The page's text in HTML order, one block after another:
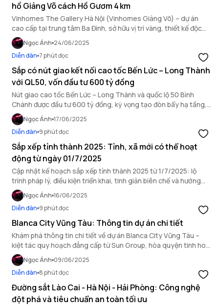
hồ Giảng Võ cách Hồ Gươm 4 km
Vinhomes The Gallery Hà Nội (Vinhomes Giảng Võ) – dự án
cao cấp tại trung tâm Ba Đình, sở hữu vị trí vàng, thiết kế độc
đáo và tiềm năng sinh lời vượt trội.
Ngọc Ánh 24/06/2025
Diễn đàn 7 phút đọc
Sắp có nút giao kết nối cao tốc Bến Lức – Long Thành
với QL50, vốn đầu tư 600 tỷ đồng
Nút giao cao tốc Bến Lức – Long Thành và quốc lộ 50 Bình
Chánh được đầu tư 600 tỷ đồng, kỳ vọng tạo đòn bẩy hạ tầng,
thúc đẩy kinh tế và đô thị hóa.
Ngọc Ánh 17/06/2025
Diễn đàn 9 phút đọc
Sắp xếp tỉnh thành 2025: Tỉnh, xã mới có thể hoạt
động từ ngày 01/7/2025
Cập nhật kế hoạch sắp xếp tỉnh thành 2025 từ 1/7/2025: lộ
trình pháp lý, điều kiện triển khai, tinh giản biên chế và hướng
dẫn tổ chức bộ máy mới.
Ngọc Ánh 16/06/2025
Diễn đàn 9 phút đọc
Blanca City Vũng Tàu: Thông tin dự án chi tiết
Khám phá thông tin chi tiết về dự án Blanca City Vũng Tàu –
kiệt tác quy hoạch đẳng cấp từ Sun Group, hòa quyện tinh hoa
kiến trúc và không gian sống đỉnh cao.
Ngọc Ánh 09/06/2025
Diễn đàn 8 phút đọc
Đường sắt Lào Cai - Hà Nội - Hải Phòng: Công nghệ
đột phá và tiêu chuẩn an toàn tối ưu